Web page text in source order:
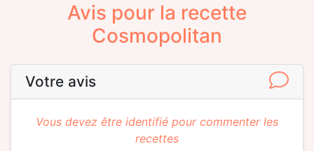
Avis pour la recette
Cosmopolitan
Votre avis
Vous devez être identifié pour commenter les
recettes